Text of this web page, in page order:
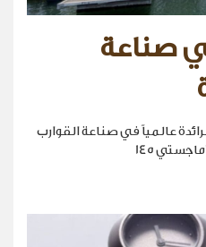
في صناعة
عالمياً في صناعة القوارب
145